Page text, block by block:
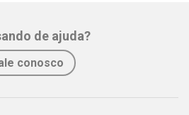
de ajuda?
conosco